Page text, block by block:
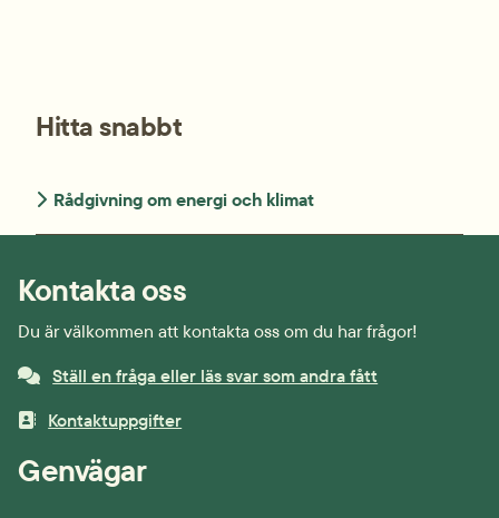
Hitta snabbt
Rådgivning om energi och klimat
Kontakta oss
Du är välkommen att kontakta oss om du har frågor!
Ställ en fråga eller läs svar som andra fått
Kontaktuppgifter
Genvägar